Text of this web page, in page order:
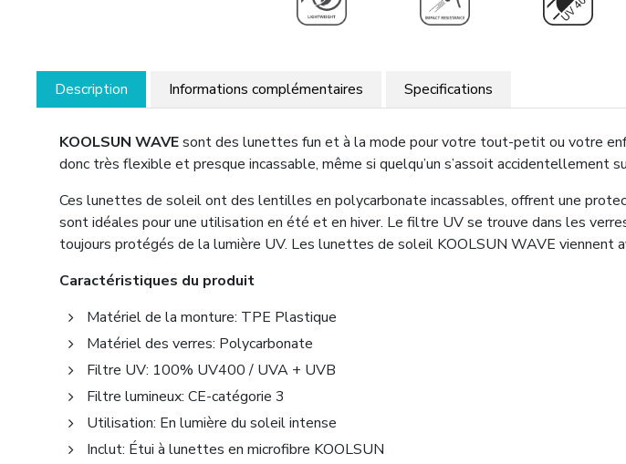
Description Informations complémentaires Specifications
KOOLSUN WAVEsont des lunettes fun et à la mode pour votre tout-petit ou votre
donc très flexible et presque incassable, même si quelqu’un s’assoit accidentellement
Ces lunettes de soleil ont des lentilles en polycarbonate incassables, offrent une
sont idéales pour une utilisation en été et en hiver. Le filtre UV se trouve dans les
toujours protégés de la lumière UV. Les lunettes de soleil KOOLSUN WAVE viennent
Caractéristiques du produit
Matériel de la monture: TPE Plastique
Matériel des verres: Polycarbonate
Filtre UV: 100% UV400 / UVA + UVB
Filtre lumineux: CE-catégorie 3
Utilisation: En lumière du soleil intense
Inclut: Étui à lunettes en microfibre KOOLSUN